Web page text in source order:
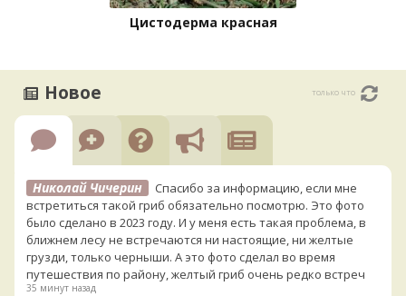
Цистодерма красная
Новое только что
Николай Чичерин
Спасибо за информацию, если мне
встретиться такой гриб обязательно посмотрю. Это фото
было сделано в 2023 году. И у меня есть такая проблема, в
ближнем лесу не встречаются ни настоящие, ни желтые
грузди, только черныши. А это фото сделал во время
путешествия по району, желтый гриб очень редко встреч
35 минут назад